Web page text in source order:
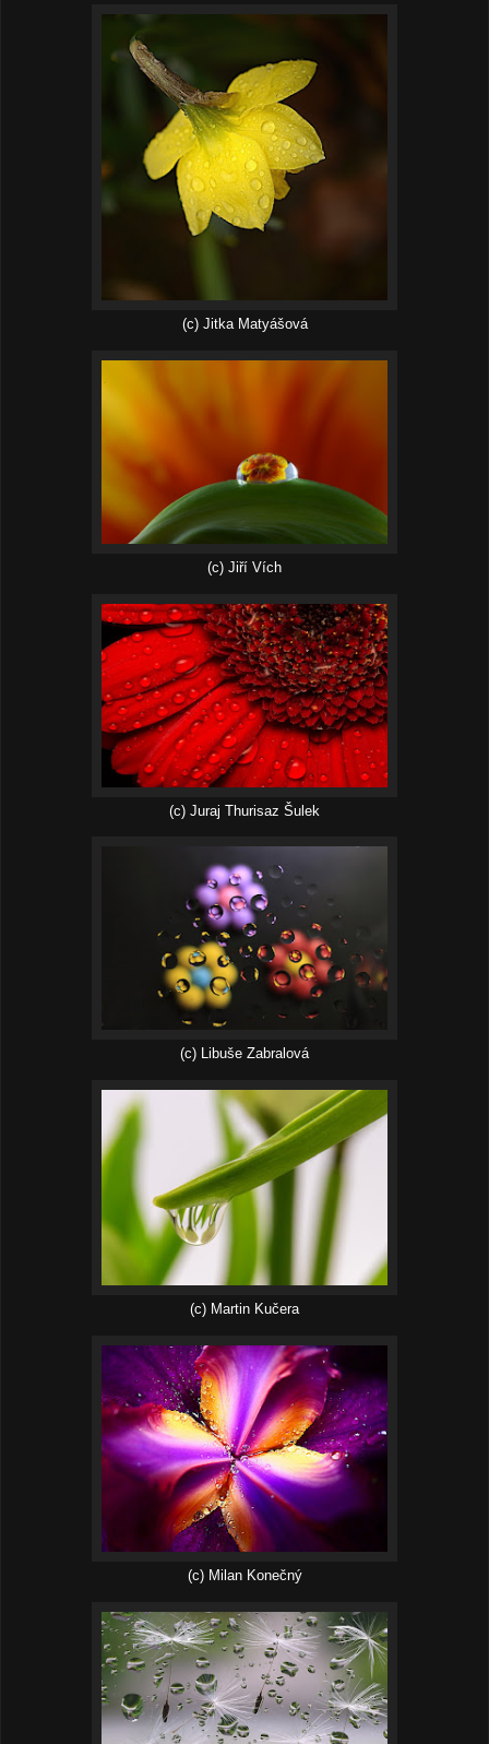
(c) Jitka Matyášová
(c) Jiří Vích
(c) Juraj Thurisaz Šulek
(c) Libuše Zabralová‎
(c) Martin Kučera
(c) Milan Konečný